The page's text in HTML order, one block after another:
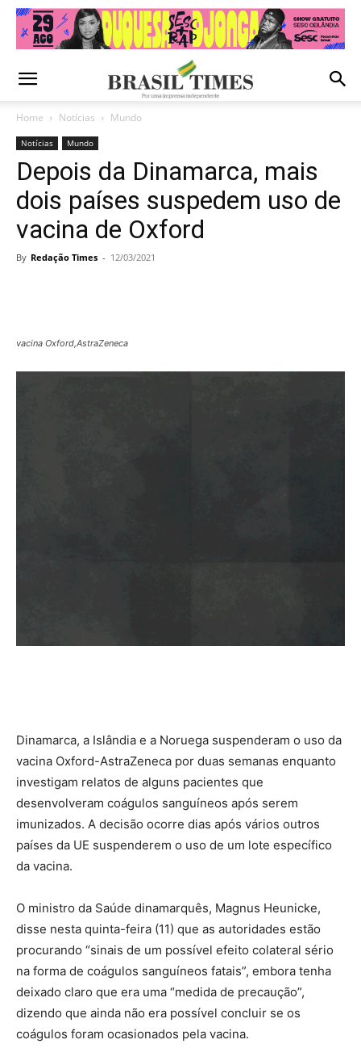
Home Notícias Mundo
Notícias Mundo
Depois da Dinamarca, mais
dois países suspedem uso de
vacina de Oxford
By Redação Times - 12/03/2021
vacina Oxford,AstraZeneca
Dinamarca, a Islândia e a Noruega suspenderam o uso da
vacina Oxford-AstraZeneca por duas semanas enquanto
investigam relatos de alguns pacientes que
desenvolveram coágulos sanguíneos após serem
imunizados. A decisão ocorre dias após vários outros
países da UE suspenderem o uso de um lote específico
da vacina.
O ministro da Saúde dinamarquês, Magnus Heunicke,
disse nesta quinta-feira (11) que as autoridades estão
procurando “sinais de um possível efeito colateral sério
na forma de coágulos sanguíneos fatais”, embora tenha
deixado claro que era uma “medida de precaução”,
dizendo que ainda não era possível concluir se os
coágulos foram ocasionados pela vacina.